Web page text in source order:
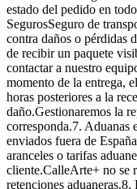
estado del pedido en
SegurosSeguro de
contra daños o pérdidas
de recibir un paquete
contactar a nuestro
momento de la entrega,
horas posteriores a la
daño.Gestionaremos la
corresponda.7. Aduanas
enviados fuera de
aranceles o tarifas
cliente.CalleArte+ no se
retenciones